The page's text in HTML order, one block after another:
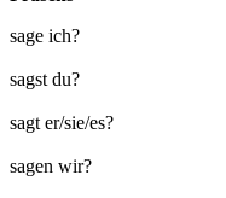
sage ich?
sagst du?
sagt er/sie/es?
sagen wir?